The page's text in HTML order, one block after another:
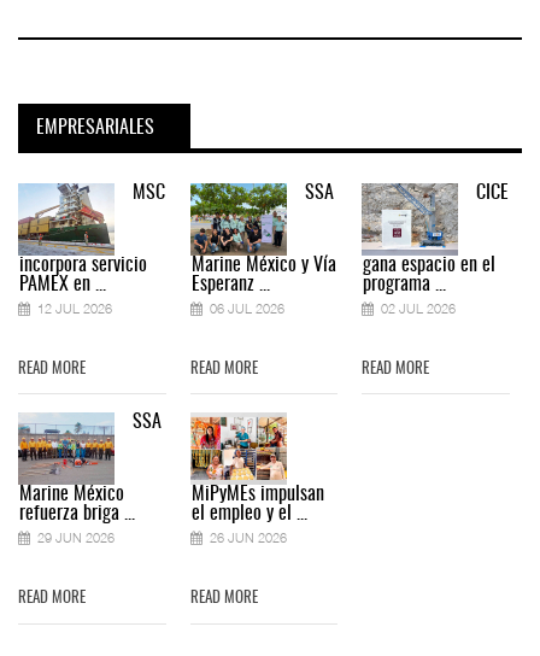
EMPRESARIALES
MSC
incorpora servicio
PAMEX en ...
12 JUL 2026
READ MORE
SSA
Marine México
refuerza briga ...
29 JUN 2026
READ MORE
SSA
Marine México y Vía
Esperanz ...
06 JUL 2026
READ MORE
MiPyMEs impulsan
el empleo y el ...
26 JUN 2026
READ MORE
CICE
gana espacio en el
programa ...
02 JUL 2026
READ MORE